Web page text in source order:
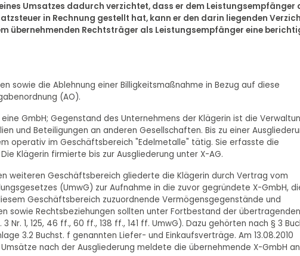
Umsatzes dadurch verzichtet, dass er dem Leistungsempfänger
in Rechnung gestellt hat, kann er den darin liegenden
übernehmenden Rechtsträger als Leistungsempfänger eine
sowie die Ablehnung einer Billigkeitsmaßnahme in Bezug auf diese
(AO).
GmbH; Gegenstand des Unternehmens der Klägerin ist die
und Beteiligungen an anderen Gesellschaften. Bis zu einer
operativ im Geschäftsbereich "Edelmetalle" tätig. Sie erfasste die
Klägerin firmierte bis zur Ausgliederung unter X-AG.
weiteren Geschäftsbereich gliederte die Klägerin durch Vertrag vom
(UmwG) zur Aufnahme in die zuvor gegründete X-GmbH,
Geschäftsbereich zuzuordnende Vermögensgegenstände und
sowie Rechtsbeziehungen sollten unter Fortbestand der übertragenden
1, 125, 46 ff., 60 ff., 138 ff., 141 ff. UmwG). Dazu gehörten nach § 3
3.2 Buchst. f genannten Liefer- und Einkaufsverträge. Am 13.08.2010
nach der Ausgliederung meldete die übernehmende X-GmbH